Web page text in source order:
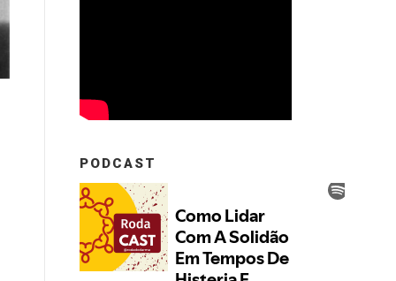
PODCAST